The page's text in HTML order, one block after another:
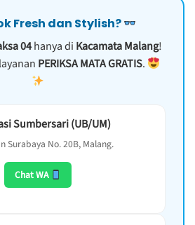
Fresh dan Stylish?
04hanya di Kacamata Malang!
PERIKSA MATA GRATIS.
Sumbersari (UB/UM)
Surabaya No. 20B, Malang.
Chat WA